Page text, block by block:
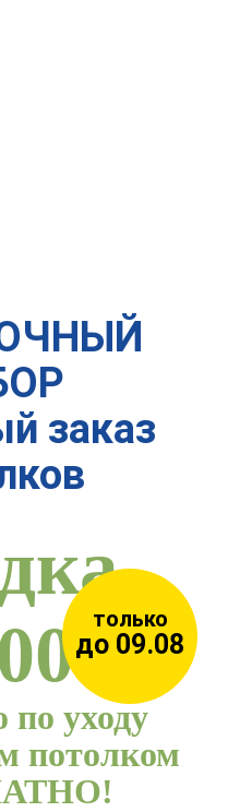
заказ
только
до 09.08
по уходу
потолком